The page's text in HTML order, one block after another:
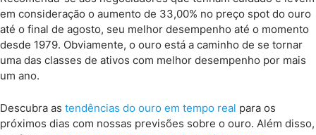
em consideração o aumento de 33,00% no preço spot do ouro
até o final de agosto, seu melhor desempenho até o momento
desde 1979. Obviamente, o ouro está a caminho de se tornar
uma das classes de ativos com melhor desempenho por mais
um ano.
Descubra as tendências do ouro em tempo real para os
próximos dias com nossas previsões sobre o ouro. Além disso,